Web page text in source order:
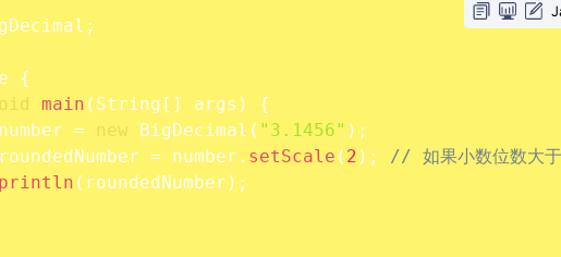
;
{
main ( String [ ] args )
{
= new BigDecimal ( "3.1456" ) ;
= number . setScale ( 2 ) ;
// 如果小数位数大于
println ( roundedNumber ) ;